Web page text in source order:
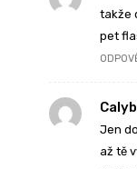
takže
pet
Jen
až tě